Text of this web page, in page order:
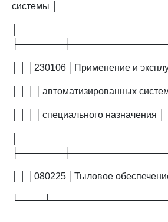
системы │
│ │ │230106 │Применение и
│ │ │ │автоматизированных систем
│ │ │ │специального назначения │
│ │ │080225 │Тыловое